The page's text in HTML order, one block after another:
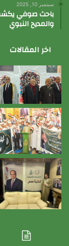
سبتمبر 10, 2025
باحث صوفي
والمديح النبوي
اخر المقالات